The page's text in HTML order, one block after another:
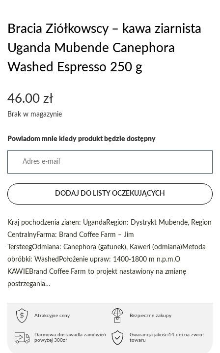
Bracia Ziółkowscy – kawa ziarnista
Uganda Mubende Canephora
Washed Espresso 250 g
46.00 zł
Brak w magazynie
Powiadom mnie kiedy produkt będzie dostępny
DODAJ DO LISTY OCZEKUJĄCYCH
Kraj pochodzenia ziaren: UgandaRegion: Dystrykt Mubende, Region
CentralnyFarma: Brand Coffee Farm – Jim
TersteegOdmiana: Canephora (gatunek), Kaweri (odmiana)Metoda
obróbki: WashedPołożenie upraw: 1400-1800 m n.p.m.O
KAWIEBrand Coffee Farm to projekt nastawiony na zmianę
postrzegania…
Atrakcyjne ceny Bezpieczne zakupy
Darmowa dostawadla zamówień
powyżej 300zł
Gwarancja jakości14 dni na zwrot
towaru